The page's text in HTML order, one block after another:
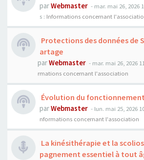
parWebmaster - mar. mai 26, 2026
s : Informations concernant
Protections des données de
artage
parWebmaster - mar. mai 26, 2026
rmations concernant l'association
Évolution du
parWebmaster - lun. mai 25, 2026
nformations concernant l'association
La kinésithérapie et la
pagnement essentiel à tout